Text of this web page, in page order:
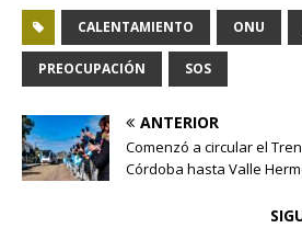
CALENTAMIENTO ONU
PREOCUPACIÓN SOS
ANTERIOR
Comenzó a circular el
Córdoba hasta Valle